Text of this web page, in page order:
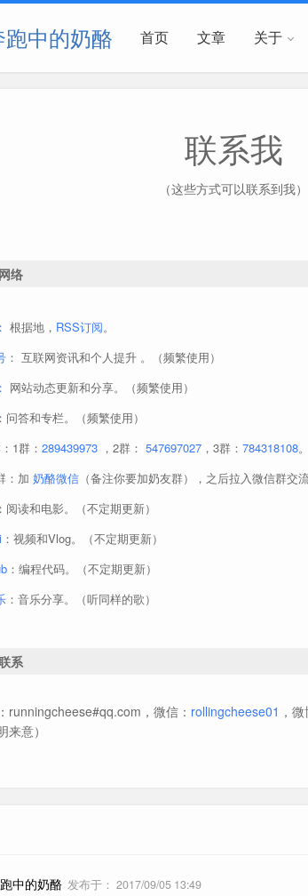
跑中的奶酪 首页 文章 关于
联系我
（这些方式可以联系到我）
络
根据地， RSS订阅。
： 互联网资讯和个人提升 。（频繁使用）
网站动态更新和分享。（频繁使用）
：问答和专栏。（频繁使用）
1群： 289439973 ，2群： 547697027 ，3群： 784318108
：加 奶酪微信 （备注你要加奶友群），之后拉入微信群交流
：阅读和电影。（不定期更新）
：视频和Vlog。（不定期更新）
：编程代码。（不定期更新）
：音乐分享。（听同样的歌）
系
runningcheese#qq.com，微信： rollingcheese01 ，微
来意）
中的奶酪 发布于： 2017/09/05 13:49